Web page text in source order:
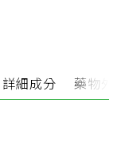
詳細成分 藥物外觀